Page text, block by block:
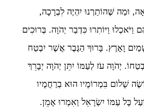
וּמַה שֶּׁהוֹתַרְנוּ יִהְיֶה לִבְרָכָה,
וַיֹּאכְלוּ וַיּוֹתִרוּ כִּדְבַר יְהֹוָה. בְּרוּכִים
וָאָרֶץ. בָּרוּךְ הַגֶּבֶר אֲשֶׁר יִבְטַח
יְהֹוָה עֹז לְעַמּוֹ יִתֵּן יְהֹוָה יְבָרֵךְ
שָׁלוֹם בִּמְרוֹמָיו הוּא בְרַחֲמָיו
כָּל עַמּוֹ יִשְׂרָאֵל וְאִמְרוּ אָמֵן.